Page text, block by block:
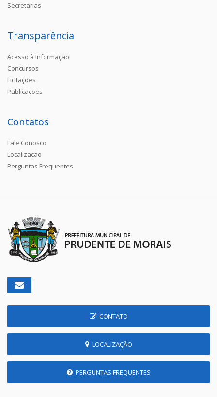
Secretarias
Transparência
Acesso à Informação
Concursos
Licitações
Publicações
Contatos
Fale Conosco
Localização
Perguntas Frequentes
CONTATO
LOCALIZAÇÃO
PERGUNTAS FREQUENTES